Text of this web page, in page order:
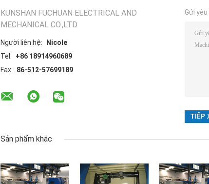
KUNSHAN FUCHUAN ELECTRICAL AND
MECHANICAL CO.,LTD
Người liên hệ:
Nicole
Tel:
+86 18914960689
Fax:
86-512-57699189
Gửi
Sản phẩm khác